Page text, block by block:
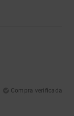
Compra verificada